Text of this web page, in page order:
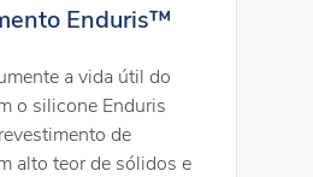
Enduris™
a vida útil do
o silicone Enduris
de
alto teor de sólidos e